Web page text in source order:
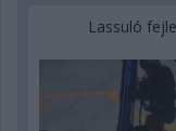
Lassuló